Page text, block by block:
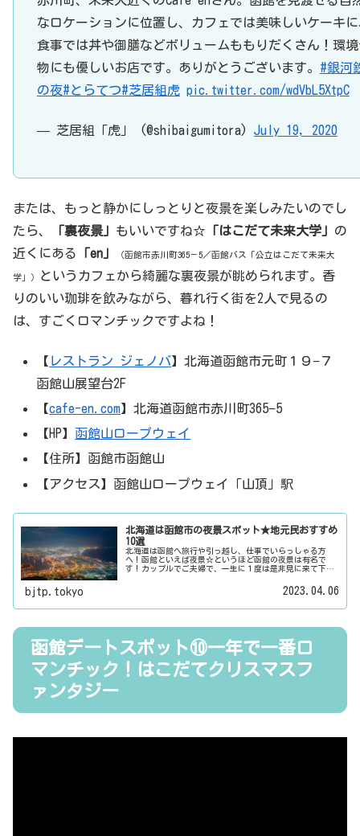
なロケーションに位置し、カフェでは美味しいケーキ
食事では丼や御膳などボリュームももりだくさん！環
物にも優しいお店です。ありがとうございます。 #銀河
の夜#とらてつ#芝居組虎 pic.twitter.com/wdVbL5XtpC
— 芝居組「虎」 (@shibaigumitora) July 19, 2020
または、もっと静かにしっとりと夜景を楽しみたいのでし
たら、
「裏夜景」 もいいですね☆ 「はこだて未来大学」 の
近くにある
「en」 （函館市赤川町365－5／函館バス「公立はこだて未来大
学」）
というカフェから綺麗な裏夜景が眺められます。香
りのいい珈琲を飲みながら、暮れ行く街を2人で見るの
は、すごくロマンチックですよね！
【 レストラン ジェノバ】北海道函館市元町１９−７
函館山展望台2F
【cafe-en.com】北海道函館市赤川町365−5
【HP】 函館山ロープウェイ
【住所】函館市函館山
【アクセス】函館山ロープウェイ「山頂」駅
北海道は函館市の夜景スポット★地元民おすすめ
10選
北海道は函館へ旅行や引っ越し、仕事でいらっしゃる方
へ！函館といえば夜景☆というほど函館の夜景は有名で
す！カップルでご夫婦で、一生に１度は是非見に来て下さ
んな顔があるのかチェックしてみて下さい。それでは、夜
景の街☆函館の地元民おすすめとっておきのスポットをご
bjtp.tokyo 2023.04.06
函館デートスポット⑩一年で一番ロ
マンチック！はこだてクリスマスフ
ァンタジー